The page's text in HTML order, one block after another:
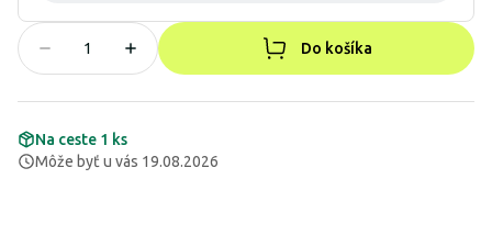
Do košíka
Na ceste 1 ks
Môže byť u vás 19.08.2026